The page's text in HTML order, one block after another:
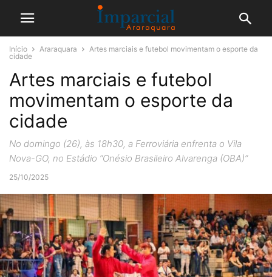
Início Araraquara
Artes marciais e futebol movimentam o esporte da
cidade
Artes marciais e futebol
movimentam o esporte da
cidade
No domingo (26), às 18h30, a Ferroviária enfrenta o Vila
Nova-GO, no Estádio “Onésio Brasileiro Alvarenga (OBA)”
25/10/2025